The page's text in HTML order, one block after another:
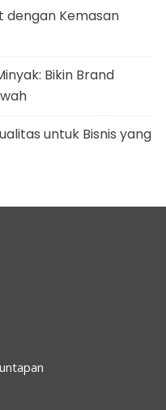
dengan Kemasan
Bikin Brand
untuk Bisnis yang